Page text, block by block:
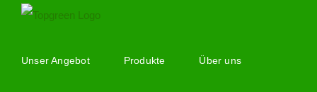
springenUnser Angebot Produkte Über uns